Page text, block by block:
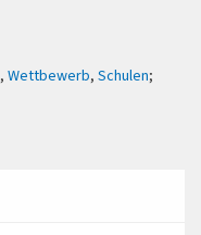
, Wettbewerb, Schulen;